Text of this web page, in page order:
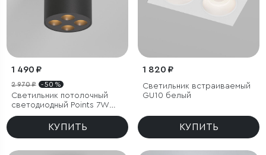
1 490 ₽
2 970 ₽ - 50 %
Светильник потолочный
светодиодный Points 7W
3000K черный
КУПИТЬ
1 820 ₽
Светильник встраиваемый
GU10 белый
КУПИТЬ